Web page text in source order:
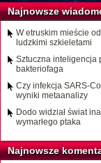
Najnowsze
W etruskim mieście
ludzkimi szkieletami
Sztuczna inteligencja
bakteriofaga
Czy infekcja SARS-
wyniki metaanalizy
Dodo widział świat
wymarłego ptaka
Najnowsze